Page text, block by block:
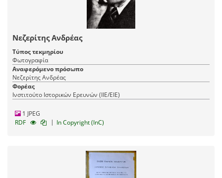
Νεζερίτης Ανδρέας
Τύπος τεκμηρίου
Φωτογραφία
Αναφερόμενο πρόσωπο
Νεζερίτης Ανδρέας
Φορέας
Ινστιτούτο Ιστορικών Ερευνών (ΙΙΕ/ΕΙΕ)
1 JPEG
RDF
| In Copyright (InC)